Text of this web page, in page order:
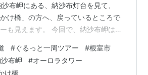
布岬にある、納沙布灯台を見て、
かけ橋」の方へ、戻っているところで
も見えます。 今回で、納沙布岬は、
▼ 納沙布灯台（根室市） ▼ オーロラ
）のかけ橋
#ぐるっと一周ツアー #根室市
布岬 #オーロラタワー
け橋